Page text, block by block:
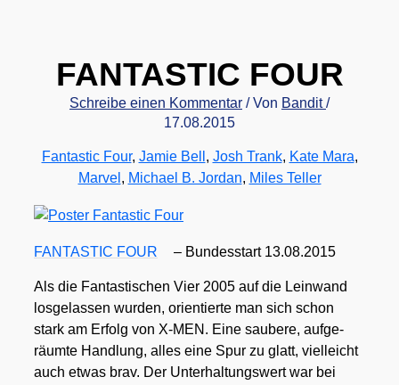
FANTASTIC FOUR
Schreibe einen Kommentar / Von Bandit/
17.08.2015
Fantastic Four, Jamie Bell , Josh Trank, Kate Mara,
Marvel , Michael B. Jordan, Miles Teller
FANTASTIC FOUR – Bun­des­start 13.08.2015
Als die Fan­tas­ti­schen Vier 2005 auf die Lein­wand
los­ge­las­sen wur­den, ori­en­tier­te man sich schon
stark am Erfolg von X‑MEN. Eine sau­be­re, auf­ge­
räum­te Hand­lung, alles eine Spur zu glatt, viel­leicht
auch etwas brav. Der Unter­hal­tungs­wert war bei